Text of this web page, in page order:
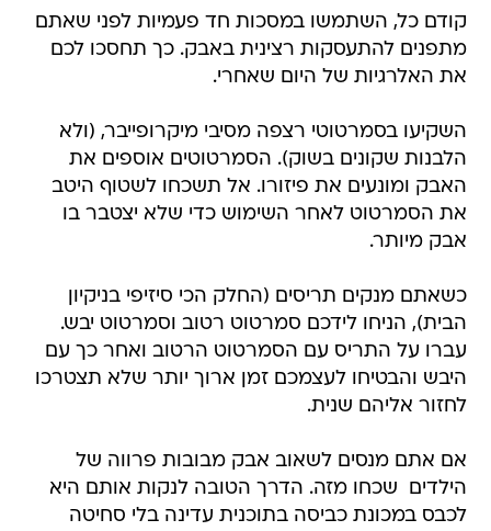
קודם כל, השתמשו במסכות חד פעמיות לפני שאתם
מתפנים להתעסקות רצינית באבק. כך תחסכו לכם
את האלרגיות של היום שאחרי.
השקיעו בסמרטוטי רצפה מסיבי מיקרופייבר, (ולא
הלבנות שקונים בשוק). הסמרטוטים אוספים את
האבק ומונעים את פיזורו. אל תשכחו לשטוף היטב
את הסמרטוט לאחר השימוש כדי שלא יצטבר בו
אבק מיותר.
כשאתם מנקים תריסים (החלק הכי סיזיפי בניקיון
הבית), הניחו לידכם סמרטוט רטוב וסמרטוט יבש.
עברו על התריס עם הסמרטוט הרטוב ואחר כך עם
היבש והבטיחו לעצמכם זמן ארוך יותר שלא תצטרכו
לחזור אליהם שנית.
אם אתם מנסים לשאוב אבק מבובות פרווה של
הילדים  שכחו מזה. הדרך הטובה לנקות אותם היא
לכבס במכונת כביסה בתוכנית עדינה בלי סחיטה